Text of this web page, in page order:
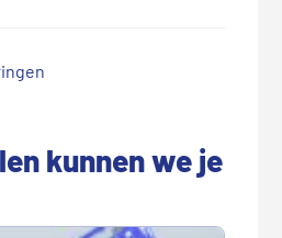
kunnen we je